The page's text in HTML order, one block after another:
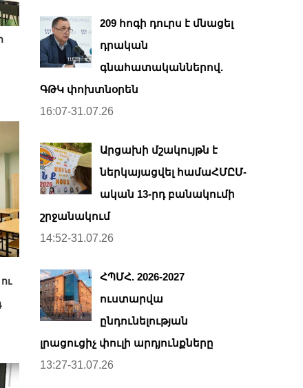
209 հոգի դուրս է մնացել
դրական
գնահատականներով.
ԳԹԿ փոխտնօրեն
16:07-31.07.26
Արցախի մշակույթն է
ներկայացվել համաՀՄԸՄ-
ական 13-րդ բանակումի
շրջանակում
14:52-31.07.26
ՀՊՄՀ. 2026-2027
ուստարվա
ընդունելության
լրացուցիչ փուլի արդյունքները
13:27-31.07.26